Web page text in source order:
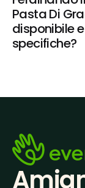
Pasta Di
disponibile
specifiche?